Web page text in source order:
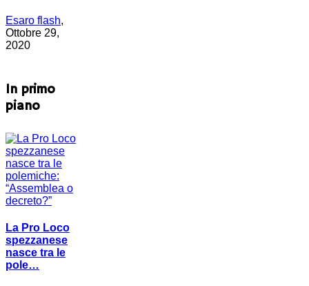
Esaro flash,
Ottobre 29,
2020
In primo
piano
La Pro Loco
spezzanese
nasce tra le
pole…